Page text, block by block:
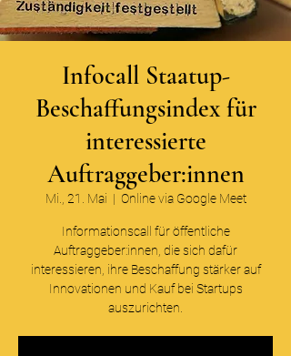
Infocall Staatup-
Beschaffungsindex für
interessierte
Auftraggeber:innen
Mi., 21. Mai
  |
Online via Google Meet
Informationscall für öffentliche
Auftraggeber:innen, die sich dafür
interessieren, ihre Beschaffung stärker auf
Innovationen und Kauf bei Startups
auszurichten.